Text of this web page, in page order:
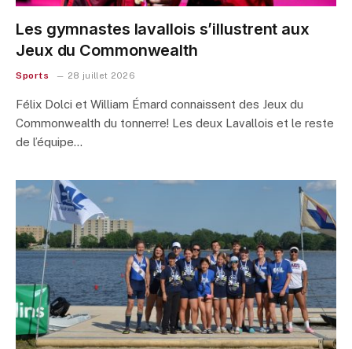
Les gymnastes lavallois s’illustrent aux
Jeux du Commonwealth
Sports 28 juillet 2026
Félix Dolci et William Émard connaissent des Jeux du
Commonwealth du tonnerre! Les deux Lavallois et le reste
de l’équipe…